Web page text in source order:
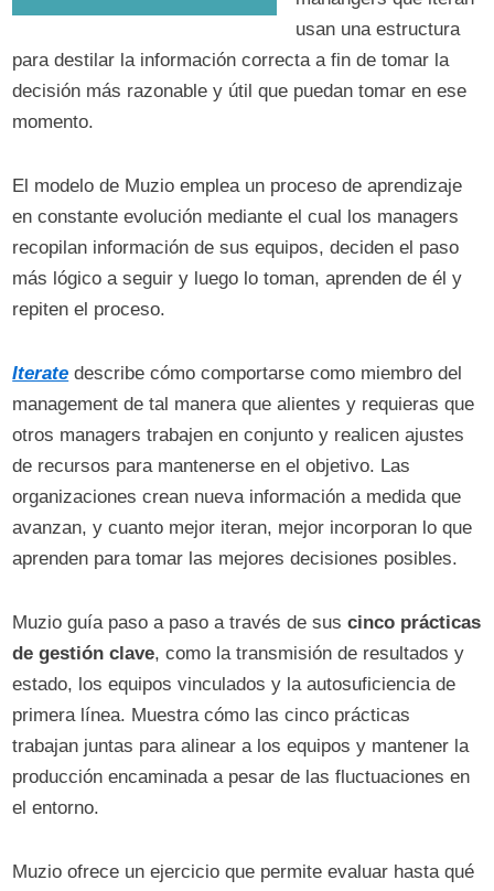
usan una estructura
para destilar la información correcta a fin de tomar la
decisión más razonable y útil que puedan tomar en ese
momento.
El modelo de Muzio emplea un proceso de aprendizaje
en constante evolución mediante el cual los managers
recopilan información de sus equipos, deciden el paso
más lógico a seguir y luego lo toman, aprenden de él y
repiten el proceso.
Iterate describe cómo comportarse como miembro del
management de tal manera que alientes y requieras que
otros managers trabajen en conjunto y realicen ajustes
de recursos para mantenerse en el objetivo. Las
organizaciones crean nueva información a medida que
avanzan, y cuanto mejor iteran, mejor incorporan lo que
aprenden para tomar las mejores decisiones posibles.
Muzio guía paso a paso a través de suscinco prácticas
de gestión clave, como la transmisión de resultados y
estado, los equipos vinculados y la autosuficiencia de
primera línea. Muestra cómo las cinco prácticas
trabajan juntas para alinear a los equipos y mantener la
producción encaminada a pesar de las fluctuaciones en
el entorno.
Muzio ofrece un ejercicio que permite evaluar hasta qué